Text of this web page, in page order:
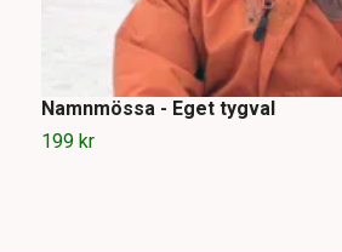
Namnmössa - Eget tygval
199 kr